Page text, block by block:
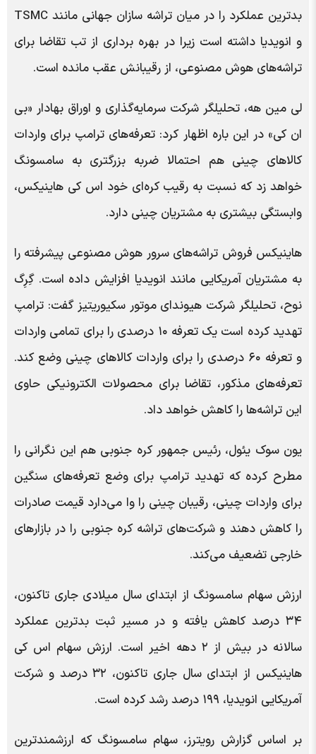
بدترین عملکرد را در میان تراشه سازان جهانی مانند TSMC
و انویدیا داشته است زیرا در بهره برداری از تب تقاضا برای
تراشه‌های هوش مصنوعی، از رقیبانش عقب مانده است.
لی مین هه، تحلیلگر شرکت سرمایه‌گذاری و اوراق بهادار «بی
ان کی» در این باره اظهار کرد: تعرفه‌های ترامپ برای واردات
کالاهای چینی هم احتمالا ضربه بزرگتری به سامسونگ
خواهد زد که نسبت به رقیب کره‌ای خود اس کی هاینیکس،
وابستگی بیشتری به مشتریان چینی دارد.
هاینیکس فروش تراشه‌های سرور هوش مصنوعی پیشرفته را
به مشتریان آمریکایی مانند انویدیا افزایش داده است. گِرِگ
نوح، تحلیلگر شرکت هیوندای موتور سکیوریتیز گفت: ترامپ
تهدید کرده است یک تعرفه ۱۰ درصدی را برای تمامی واردات
و تعرفه ۶۰ درصدی را برای واردات کالاهای چینی وضع کند.
تعرفه‌های مذکور، تقاضا برای محصولات الکترونیکی حاوی
این تراشه‌ها را کاهش خواهد داد.
یون سوک یئول، رئیس جمهور کره جنوبی هم این نگرانی‌ را
مطرح کرده که تهدید ترامپ برای وضع تعرفه‌های سنگین
برای واردات چینی، رقیبان چینی را وا می‌دارد قیمت صادرات
را کاهش دهند و شرکت‌های تراشه کره جنوبی را در بازارهای
خارجی تضعیف می‌کند.
ارزش سهام سامسونگ از ابتدای سال میلادی جاری تاکنون،
۳۴ درصد کاهش یافته و در مسیر ثبت بدترین عملکرد
سالانه در بیش از ۲ دهه اخیر است. ارزش سهام اس کی
هاینیکس از ابتدای سال جاری تاکنون، ۳۲ درصد و شرکت
آمریکایی انویدیا، ۱۹۹ درصد رشد کرده است.
بر اساس گزارش رویترز، سهام سامسونگ که ارزشمندترین